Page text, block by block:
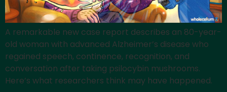
A remarkable new case report describes an 80-year-
old woman with advanced Alzheimer’s disease who
regained speech, continence, recognition, and
conversation after taking psilocybin mushrooms.
Here’s what researchers think may have happened.